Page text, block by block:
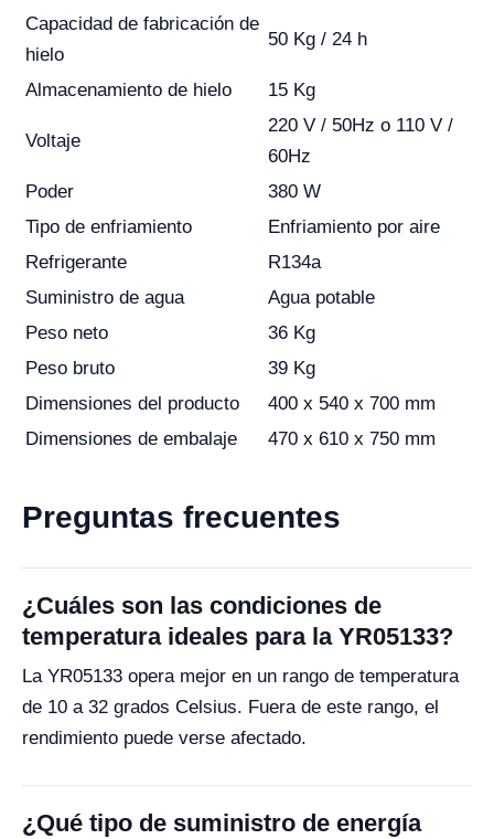
Capacidad de fabricación de
hielo
50 Kg / 24 h
Almacenamiento de hielo 15 Kg
Voltaje
220 V / 50Hz o 110 V /
60Hz
Poder
380 W
Tipo de enfriamiento
Enfriamiento por aire
Refrigerante
R134a
Suministro de agua
Agua potable
Peso neto
36 Kg
Peso bruto
39 Kg
Dimensiones del producto
400 x 540 x 700 mm
Dimensiones de embalaje
470 x 610 x 750 mm
Preguntas frecuentes
¿Cuáles son las condiciones de
temperatura ideales para la YR05133?
La YR05133 opera mejor en un rango de temperatura
de 10 a 32 grados Celsius. Fuera de este rango, el
rendimiento puede verse afectado.
¿Qué tipo de suministro de energía